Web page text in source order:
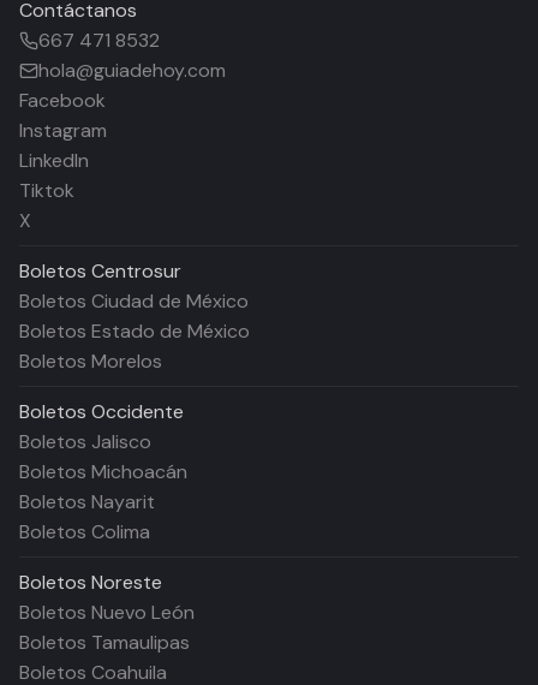
Contáctanos
667 471 8532
hola@guiadehoy.com
Facebook
Instagram
LinkedIn
Tiktok
X
Boletos Centrosur
Boletos Ciudad de México
Boletos Estado de México
Boletos Morelos
Boletos Occidente
Boletos Jalisco
Boletos Michoacán
Boletos Nayarit
Boletos Colima
Boletos Noreste
Boletos Nuevo León
Boletos Tamaulipas
Boletos Coahuila